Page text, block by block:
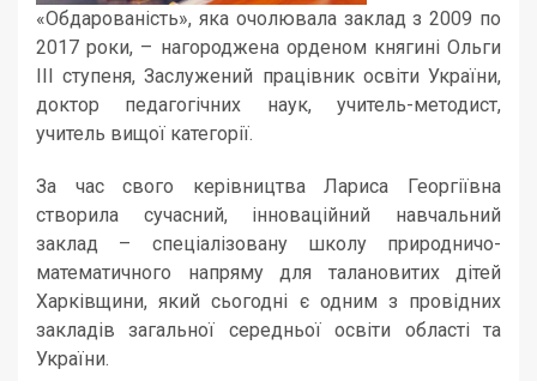
«Обдарованість», яка очолювала заклад з 2009 по
2017 роки, – нагороджена орденом княгині Ольги
ІІІ ступеня, Заслужений працівник освіти України,
доктор педагогічних наук, учитель-методист,
учитель вищої категорії.
За час свого керівництва Лариса Георгіївна
створила сучасний, інноваційний навчальний
заклад – спеціалізовану школу природничо-
математичного напряму для талановитих дітей
Харківщини, який сьогодні є одним з провідних
закладів загальної середньої освіти області та
України.